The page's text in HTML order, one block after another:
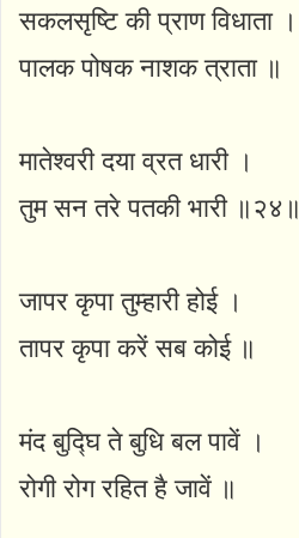
सकलसृष्टि की प्राण विधाता ।
पालक पोषक नाशक त्राता ॥
मातेश्वरी दया व्रत धारी ।
तुम सन तरे पतकी भारी ॥२४॥
जापर कृपा तुम्हारी होई ।
तापर कृपा करें सब कोई ॥
मंद बुद्घि ते बुधि बल पावें ।
रोगी रोग रहित है जावें ॥